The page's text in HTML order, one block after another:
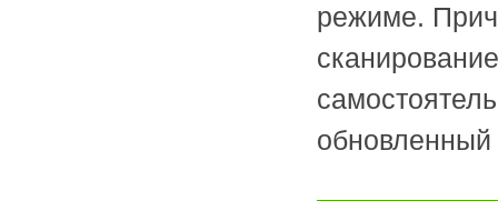
режиме.
обновленный